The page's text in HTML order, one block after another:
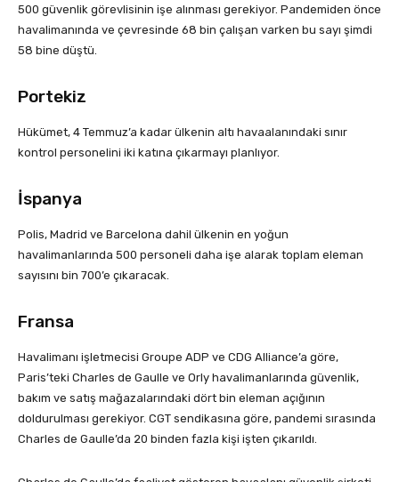
500 güvenlik görevlisinin işe alınması gerekiyor. Pandemiden önce
havalimanında ve çevresinde 68 bin çalışan varken bu sayı şimdi
58 bine düştü.
Portekiz
Hükümet, 4 Temmuz’a kadar ülkenin altı havaalanındaki sınır
kontrol personelini iki katına çıkarmayı planlıyor.
İspanya
Polis, Madrid ve Barcelona dahil ülkenin en yoğun
havalimanlarında 500 personeli daha işe alarak toplam eleman
sayısını bin 700’e çıkaracak.
Fransa
Havalimanı işletmecisi Groupe ADP ve CDG Alliance’a göre,
Paris’teki Charles de Gaulle ve Orly havalimanlarında güvenlik,
bakım ve satış mağazalarındaki dört bin eleman açığının
doldurulması gerekiyor. CGT sendikasına göre, pandemi sırasında
Charles de Gaulle’da 20 binden fazla kişi işten çıkarıldı.